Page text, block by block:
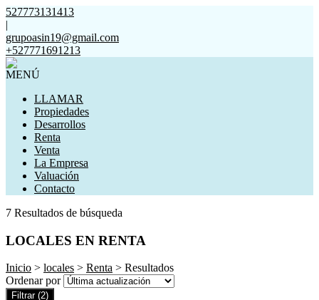
527773131413
|
grupoasin19@gmail.com
+527771691213
MENÚ
LLAMAR
Propiedades
Desarrollos
Renta
Venta
La Empresa
Valuación
Contacto
7 Resultados de búsqueda
LOCALES EN RENTA
Inicio > locales > Renta > Resultados
Ordenar por
Filtrar (2)